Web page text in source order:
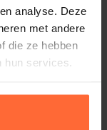
analyse. Deze
met andere
die ze hebben
services.